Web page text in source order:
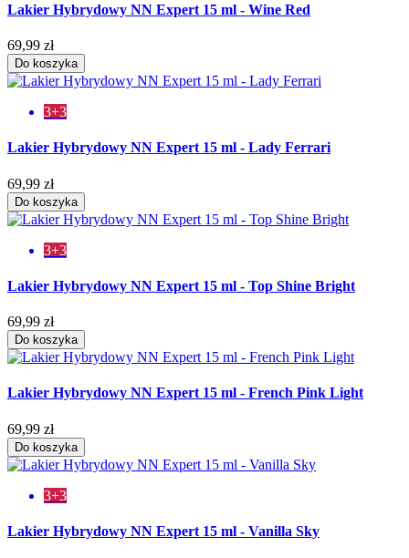
Lakier Hybrydowy NN Expert 15 ml - Wine Red
69,99 zł
Do koszyka
3+3
Lakier Hybrydowy NN Expert 15 ml - Lady Ferrari
69,99 zł
Do koszyka
3+3
Lakier Hybrydowy NN Expert 15 ml - Top Shine Bright
69,99 zł
Do koszyka
Lakier Hybrydowy NN Expert 15 ml - French Pink Light
69,99 zł
Do koszyka
3+3
Lakier Hybrydowy NN Expert 15 ml - Vanilla Sky